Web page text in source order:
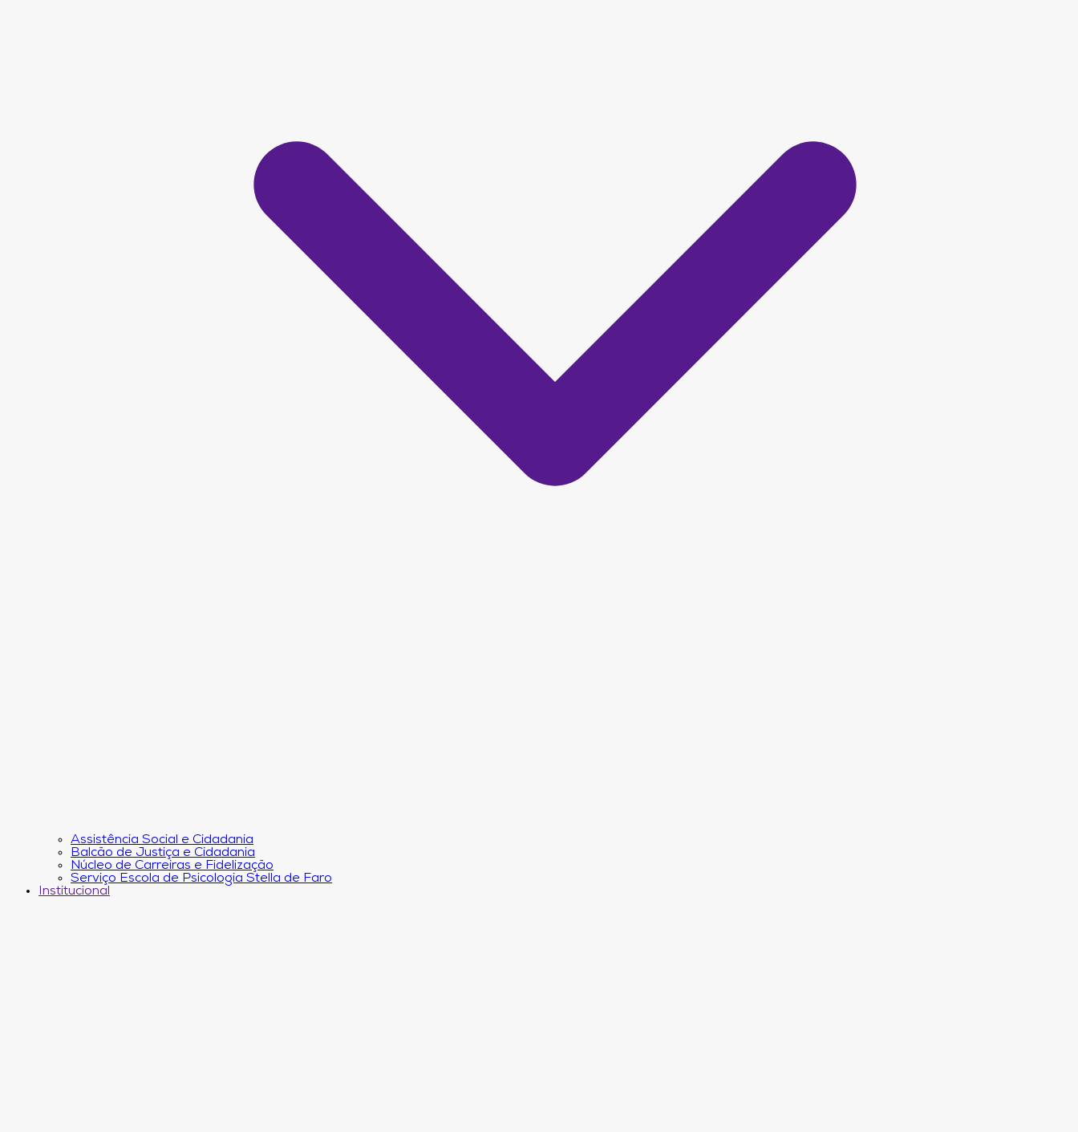
Assistência Social e Cidadania
Balcão de Justiça e Cidadania
Núcleo de Carreiras e Fidelização
Serviço Escola de Psicologia Stella de Faro
Institucional